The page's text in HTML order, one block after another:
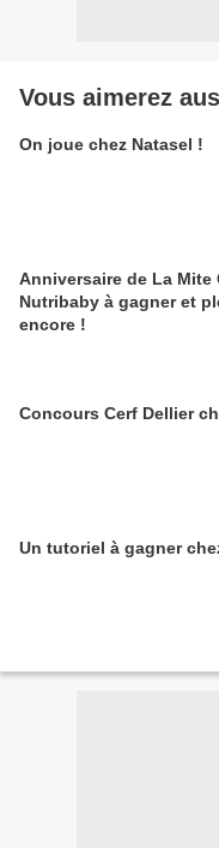
Vous aimerez
On joue chez Natasel !
Anniversaire de La Mite
Nutribaby à gagner et
encore !
Concours Cerf Dellier
Un tutoriel à gagner